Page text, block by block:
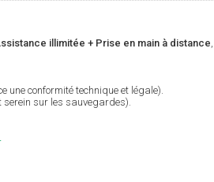
illimitée + Prise en main à distance
une conformité technique et légale).
serein sur les sauvegardes).